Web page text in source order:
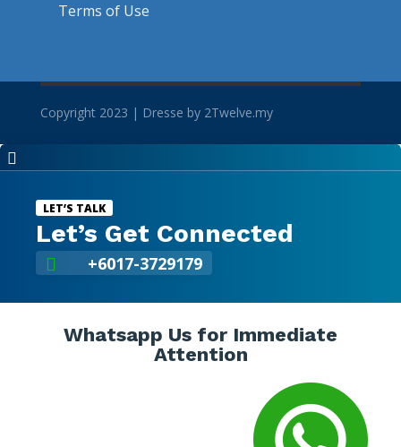
Terms of Use
Copyright 2023 | Dresse by 2Twelve.my

LET’S TALK
Let’s Get Connected
 +6017-3729179
Whatsapp Us for Immediate
Attention